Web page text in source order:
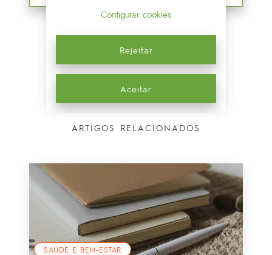
ARTIGOS RELACIONADOS
SAÚDE E BEM-ESTAR
Configurar cookies
Rejeitar
Aceitar